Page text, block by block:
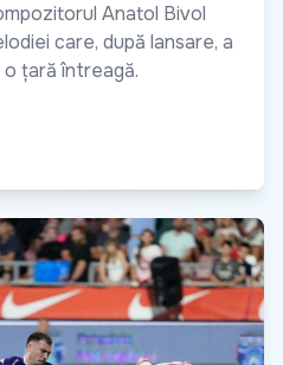
Anatol Bivol
care, după lansare, a
țară întreagă.